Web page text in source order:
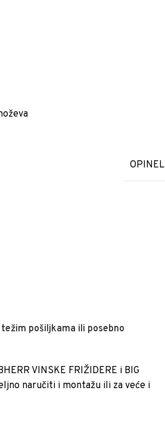
OPINEL
pošiljkama ili posebno
VINSKE FRIŽIDERE i BIG
naručiti i montažu ili za veće i